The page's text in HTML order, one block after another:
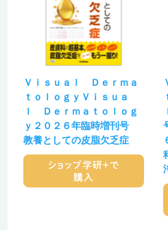
Ｖｉｓｕａｌ Ｄｅｒｍａ
ｔｏｌｏｇｙＶｉｓｕａ
ｌ Ｄｅｒｍａｔｏｌｏｇ
ｙ２０２６年臨時増刊号
教養としての皮脂欠乏症